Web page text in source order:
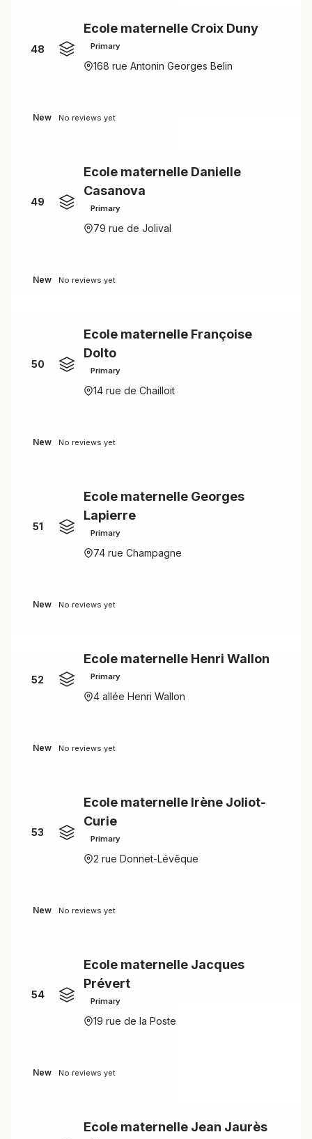
48
Ecole maternelle Croix Duny
Primary
168 rue Antonin Georges Belin
New No reviews yet
49
Ecole maternelle Danielle
Casanova
Primary
79 rue de Jolival
New No reviews yet
50
Ecole maternelle Françoise
Dolto
Primary
14 rue de Chailloit
New No reviews yet
51
Ecole maternelle Georges
Lapierre
Primary
74 rue Champagne
New No reviews yet
52
Ecole maternelle Henri Wallon
Primary
4 allée Henri Wallon
New No reviews yet
53
Ecole maternelle Irène Joliot-
Curie
Primary
2 rue Donnet-Lévêque
New No reviews yet
54
Ecole maternelle Jacques
Prévert
Primary
19 rue de la Poste
New No reviews yet
Ecole maternelle Jean Jaurès